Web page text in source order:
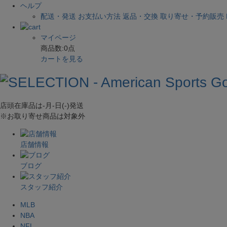
ヘルプ
配送・発送 お支払い方法 返品・交換 取り寄せ・予約販売
マイページ
商品数:0点
カートを見る
店頭在庫品は-月-日(-)発送
※お取り寄せ商品は対象外
店舗情報
ブログ
スタッフ紹介
MLB
NBA